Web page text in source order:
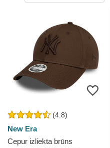
(4.8)
New Era
Cepur izliekta brūns